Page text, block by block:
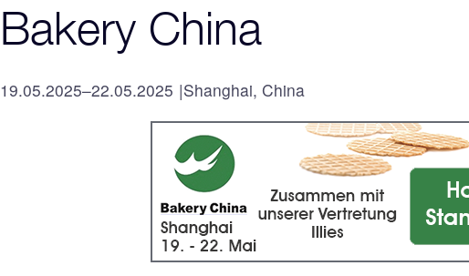
Bakery China
19.05.2025–22.05.2025 Shanghai, China